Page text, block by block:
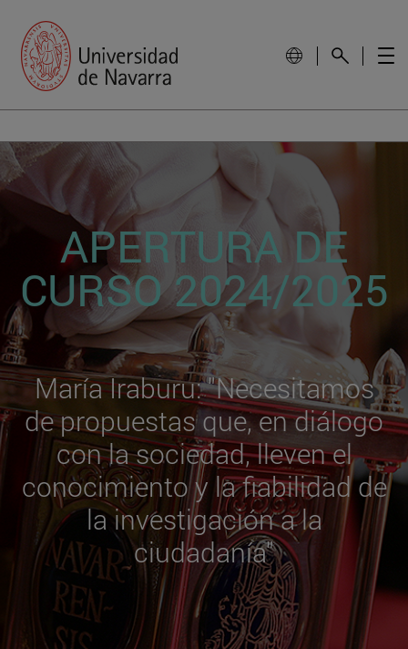
APERTURA DE
CURSO 2024/2025
María Iraburu: "Necesitamos
de propuestas que, en diálogo
con la sociedad, lleven el
conocimiento y la fiabilidad de
la investigación a la
ciudadanía"